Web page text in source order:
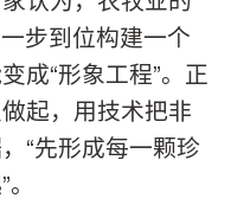
步到位构建一个
成“形象工程”。正
起，用技术把非
“先形成每一颗珍